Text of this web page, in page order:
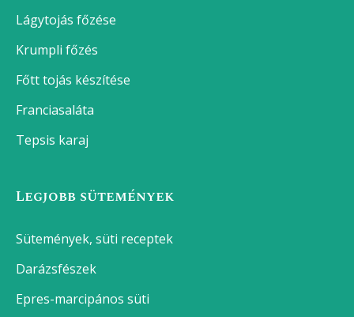
Lágytojás főzése
Krumpli főzés
Főtt tojás készítése
Franciasaláta
Tepsis karaj
Legjobb sütemények
Sütemények, süti receptek
Darázsfészek
Epres-marcipános süti